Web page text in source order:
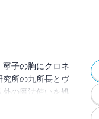
子の胸にクロネ
究所の九所長とヴ
の魔法使いを処
みるがヴァルキ